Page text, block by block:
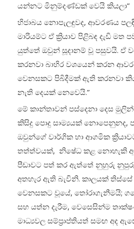
යන්නට මිනුම්දණ්ඩක් වෙයි කියලා”
හිජාබය නොපැලඳුවද, ආවරණය
මාරියම්ට ඒ ක්‍රියාව පිළිබඳ දැඩි මත
යුත්තේ ඔවුන් සූදානම් වූ පසුවයි. ඒ
කරනවා බාහිර වශයෙන් කරන
වෙනසකට පිබිදීමක් ඇති කරනවා
නැති දෙයක් නෙවෙයි.”
මේ කාන්තාවන් පස්දෙනා දෙස
කිසිදු පොදු සාම්‍යයක් නොපෙනුනද,
ඔවුන්ගේ වාර්ගික හා ආගමික
තත්ත්වයක්, නිෂේධ කළ නොහැකි
පීඩාවට පත් කර ඇත්තේ නුහුරු
අතහැර ඇති බැවිනි. කාලයක්
වෙනසකට වූයේ, තෝරාගැනීමයි;
සහ යත්න දැරීම, වෙසෙසින්ම
මාධ්‍යවල සම්ප්‍රාප්තියත් සමඟ අද